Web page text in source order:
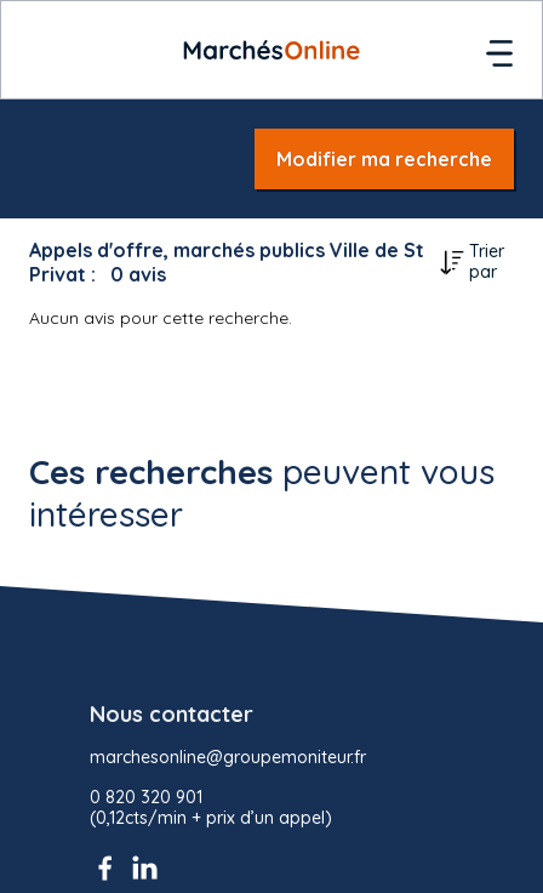
Modifier ma recherche
Appels d'offre, marchés publics Ville de St
Privat :
0 avis
Trier
par
Aucun avis pour cette recherche.
Ces recherches peuvent vous
intéresser
Nous contacter
marchesonline@groupemoniteur.fr
0 820 320 901
(0,12cts/min + prix d’un appel)